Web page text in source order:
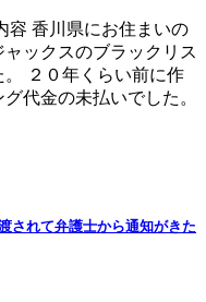
容 香川県にお住まいの
ックスのブラックリス
。 ２０年くらい前に作
代金の未払いでした。
されて弁護士から通知がきた